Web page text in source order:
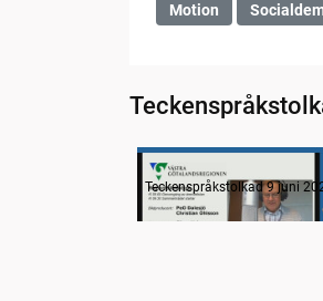
Motion
Information